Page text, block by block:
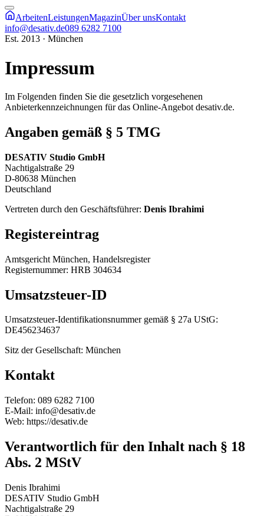
ArbeitenLeistungenMagazinÜber unsKontakt
info@desativ.de089 6282 7100
Est. 2013 · München
Impressum
Im Folgenden finden Sie die gesetzlich vorgesehenen
Anbieterkennzeichnungen für das Online-Angebot desativ.de.
Angaben gemäß § 5 TMG
DESATIV Studio GmbH
Nachtigalstraße 29
D-80638 München
Deutschland
Vertreten durch den Geschäftsführer: Denis Ibrahimi
Registereintrag
Amtsgericht München, Handelsregister
Registernummer: HRB 304634
Umsatzsteuer-ID
Umsatzsteuer-Identifikationsnummer gemäß § 27a UStG:
DE456234637
Sitz der Gesellschaft: München
Kontakt
Telefon: 089 6282 7100
E-Mail: info@desativ.de
Web: https://desativ.de
Verantwortlich für den Inhalt nach § 18
Abs. 2 MStV
Denis Ibrahimi
DESATIV Studio GmbH
Nachtigalstraße 29